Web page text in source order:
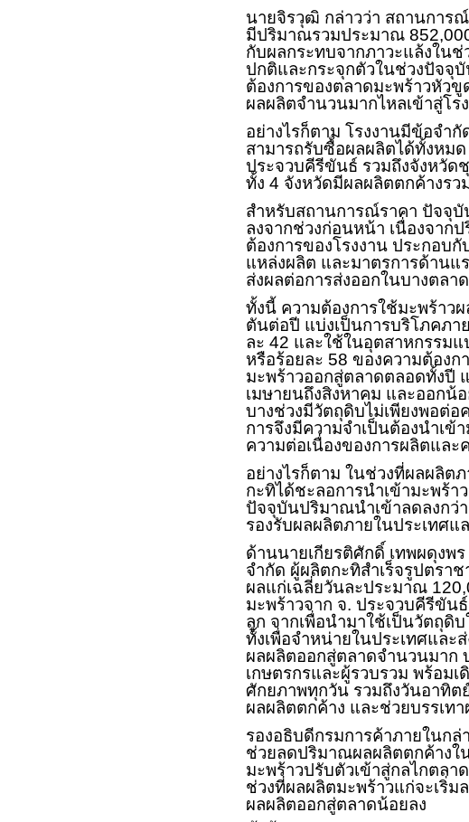
นายจิรวุฒิ กล่าวว่า สถานการ
มีปริมาณรวมประมาณ
กับผลกระทบจากภาวะแล้งใน
ปกติและกระจุกตัวในช่วงปัจจุ
ต้องการของตลาดมะพร้าวหัว
ผลผลิตจำนวนมากไหลเข้าสู่โร
อย่างไรก็ตาม โรงงานมีข้อจำ
สามารถรับซื้อผลผลิตได้ทั้งหม
ประจวบคีรีขันธ์ รวมถึงจังหวัด
ทั้ง 4 จังหวัดมีผลผลิตตกค้างร
สำหรับสถานการณ์ราคา ปัจจุ
ลงจากช่วงก่อนหน้า เนื่องจาก
ต้องการของโรงงาน ประกอบ
แหล่งผลิต และมาตรการด้านแ
ส่งผลต่อการส่งออกในบางตลาด
ทั้งนี้ ความต้องการใช้มะพร้าว
ตันต่อปี แบ่งเป็นการบริโภคภ
ละ 42 และใช้ในอุตสาหกรรม
หรือร้อยละ 58 ของความต้อง
มะพร้าวออกสู่ตลาดตลอดทั้งปี
เมษายนถึงสิงหาคม และออกน้
บางช่วงมีวัตถุดิบไม่เพียงพอต่
การจึงมีความจำเป็นต้องนำเข้
ความต่อเนื่องของการผลิตแล
อย่างไรก็ตาม ในช่วงที่ผลผลิต
กะทิได้ชะลอการนำเข้ามะพร้า
ปัจจุบันปริมาณนำเข้าลดลงกว่
รองรับผลผลิตภายในประเทศ
ด้านนายเกียรติศักดิ์ เทพผดุงพ
จำกัด ผู้ผลิตกะทิสำเร็จรูปตรา
ผลแก่เฉลี่ยวันละประมาณ
มะพร้าวจาก จ. ประจวบคีรีขั
ลูก จากเพื่อนำมาใช้เป็นวัตถุ
ทั้งเพื่อจำหน่ายในประเทศและ
ผลผลิตออกสู่ตลาดจำนวนมาก
เกษตรกรและผู้รวบรวม พร้อมเ
ศักยภาพทุกวัน รวมถึงวันอาทิ
ผลผลิตตกค้าง และช่วยบรรเท
รองอธิบดีกรมการค้าภายในกล่
ช่วยลดปริมาณผลผลิตตกค้างใ
มะพร้าวปรับตัวเข้าสู่กลไกตล
ช่วงที่ผลผลิตมะพร้าวแก่จะเริ่
ผลผลิตออกสู่ตลาดน้อยลง